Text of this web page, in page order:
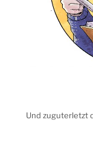
Und zuguterletzt